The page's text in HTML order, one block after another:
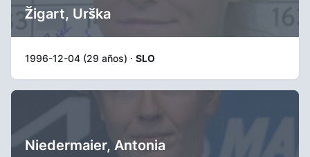
Žigart, Urška
1996-12-04 (29 años) · SLO
Niedermaier, Antonia